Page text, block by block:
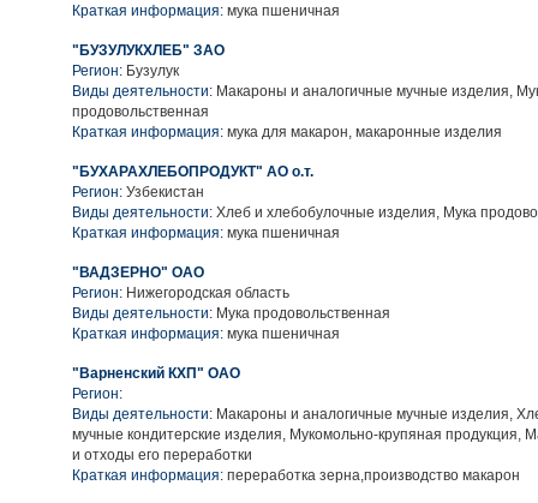
Краткая информация: мука пшеничная
"БУЗУЛУКХЛЕБ" ЗАО
Регион: Бузулук
Виды деятельности: Макароны и аналогичные мучные изделия,
продовольственная
Краткая информация: мука для макарон, макаронные изделия
"БУХАРАХЛЕБОПРОДУКТ" АО о.т.
Регион: Узбекистан
Виды деятельности: Хлеб и хлебобулочные изделия, Мука
Краткая информация: мука пшеничная
"ВАДЗЕРНО" ОАО
Регион: Нижегородская область
Виды деятельности: Мука продовольственная
Краткая информация: мука пшеничная
"Варненский КХП" ОАО
Регион:
Виды деятельности: Макароны и аналогичные мучные изделия,
мучные кондитерские изделия, Мукомольно-крупяная продукция,
и отходы его переработки
Краткая информация: переработка зерна,производство макарон